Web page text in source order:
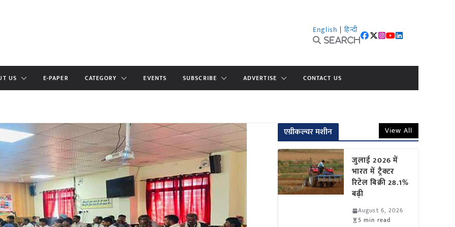
English | हिन्दी
Search
US E-PAPER CATEGORY EVENTS SUBSCRIBE ADVERTISE CONTACT US
एग्रीकल्चर मशीन View All
जुलाई 2026 में
भारत में ट्रैक्टर
रिटेल बिक्री 28.1%
बढ़ी
August 6, 2026
5 min read